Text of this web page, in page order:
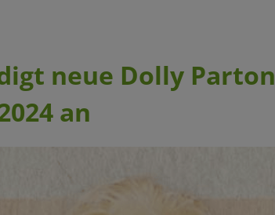
neue Dolly Parton
an